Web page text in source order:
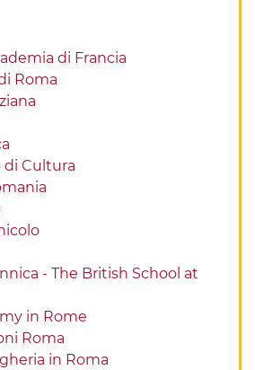
di Francia
Roma
di Cultura
- The British School at
in Rome
Roma
in Roma